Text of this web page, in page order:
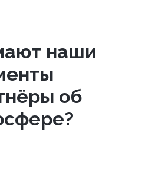
наши
об